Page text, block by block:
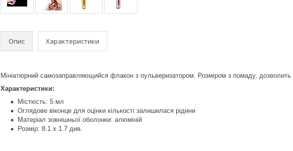
Опис Характеристики
Мініатюрний самозаправляющийся флакон з пульверизатором. Розміром з помаду,
Характеристики:
Місткість: 5 мл
Оглядове віконце для оцінки кількості залишилася рідини
Матеріал зовнішньої оболонки: алюміній
Розмір: 8.1 х 1.7 див.